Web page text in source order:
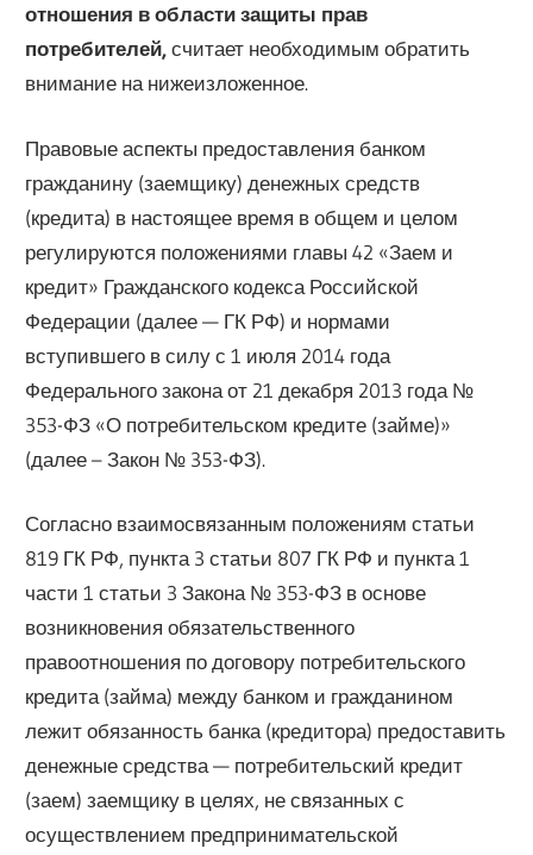
отношения в области защиты прав
потребителей,считает необходимым обратить
внимание на нижеизложенное.
Правовые аспекты предоставления банком
гражданину (заемщику) денежных средств
(кредита) в настоящее время в общем и целом
регулируются положениями главы 42 «Заем и
кредит» Гражданского кодекса Российской
Федерации (далее — ГК РФ) и нормами
вступившего в силу с 1 июля 2014 года
Федерального закона от 21 декабря 2013 года №
353-ФЗ «О потребительском кредите (займе)»
(далее – Закон № 353-ФЗ).
Согласно взаимосвязанным положениям статьи
819 ГК РФ, пункта 3 статьи 807 ГК РФ и пункта 1
части 1 статьи 3 Закона № 353-ФЗ в основе
возникновения обязательственного
правоотношения по договору потребительского
кредита (займа) между банком и гражданином
лежит обязанность банка (кредитора) предоставить
денежные средства — потребительский кредит
(заем) заемщику в целях, не связанных с
осуществлением предпринимательской